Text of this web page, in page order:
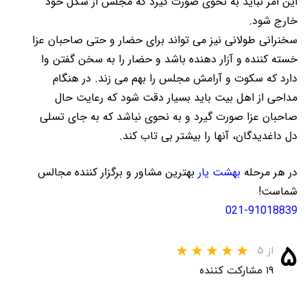
خارج شود.
سخنرانی طولانی نیز می تواند برای حضار و حتی صاحبان عزا
خسته کننده و آزار دهنده باشد و حضار را به سخن گفتن وا
دارد که سکوت و آرامش مجلس را بهم می زند. در هنگام
مداحی از اهل بیت باید بسیار دقت شود که رعایت حال
صاحبان عزا صورت گیرد و به نحوی نباشد که به جای تسلی
دل داغدیدگان، آنها را بیشتر بی تاب کند.
در هر مرحله بهشت یاربهترین مشاور و برگزار کننده مجالس
شماست!
021-91018839
۵ از ۵
۱۹ مشارکت کننده